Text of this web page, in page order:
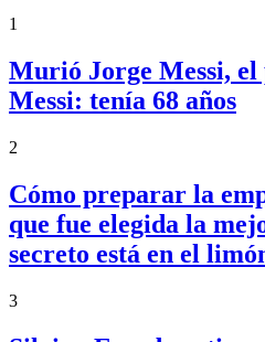
1
Murió Jorge Messi, el
Messi: tenía 68 años
2
Cómo preparar la
que fue elegida la
secreto está en el
3